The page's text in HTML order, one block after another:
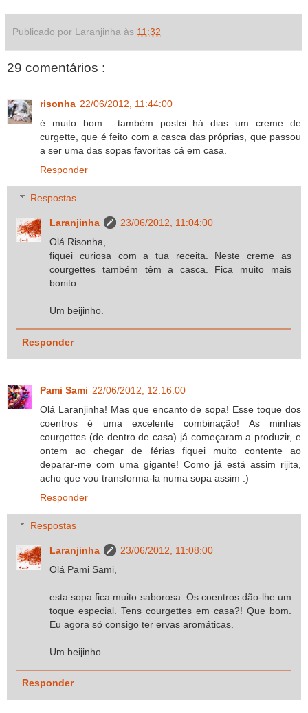
Publicado por Laranjinha às 11:32
29 comentários :
risonha 22/06/2012, 11:44:00
é muito bom... também postei há dias um creme de
curgette, que é feito com a casca das próprias, que passou
a ser uma das sopas favoritas cá em casa.
Responder
Respostas
Laranjinha
23/06/2012, 11:04:00
Olá Risonha,
fiquei curiosa com a tua receita. Neste creme as
courgettes também têm a casca. Fica muito mais
bonito.
Um beijinho.
Responder
Pami Sami 22/06/2012, 12:16:00
Olá Laranjinha! Mas que encanto de sopa! Esse toque dos
coentros é uma excelente combinação! As minhas
courgettes (de dentro de casa) já começaram a produzir, e
ontem ao chegar de férias fiquei muito contente ao
deparar-me com uma gigante! Como já está assim rijita,
acho que vou transforma-la numa sopa assim :)
Responder
Respostas
Laranjinha
23/06/2012, 11:08:00
Olá Pami Sami,
esta sopa fica muito saborosa. Os coentros dão-lhe um
toque especial. Tens courgettes em casa?! Que bom.
Eu agora só consigo ter ervas aromáticas.
Um beijinho.
Responder